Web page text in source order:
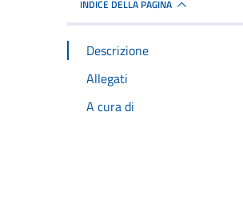
INDICE DELLA PAGINA
Descrizione
Allegati
A cura di